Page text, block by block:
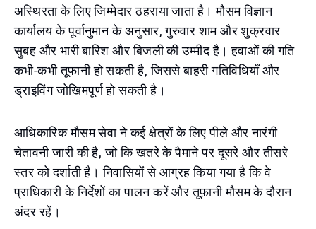
अस्थिरता के लिए जिम्मेदार ठहराया जाता है। मौसम विज्ञान
कार्यालय के पूर्वानुमान के अनुसार, गुरुवार शाम और शुक्रवार
सुबह और भारी बारिश और बिजली की उम्मीद है। हवाओं की गति
कभी-कभी तूफानी हो सकती है, जिससे बाहरी गतिविधियाँ और
ड्राइविंग जोखिमपूर्ण हो सकती है।
आधिकारिक मौसम सेवा ने कई क्षेत्रों के लिए पीले और नारंगी
चेतावनी जारी की है, जो कि खतरे के पैमाने पर दूसरे और तीसरे
स्तर को दर्शाती है। निवासियों से आग्रह किया गया है कि वे
प्राधिकारी के निर्देशों का पालन करें और तूफ़ानी मौसम के दौरान
अंदर रहें।